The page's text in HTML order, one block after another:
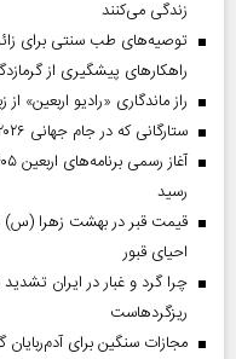
زندگی می‌کنند
توصیه‌های طب سنتی برای
راهکارهای پیشگیری از
راز ماندگاری «رادیو اربعین»
ستارگانی که در جام جهانی ۲۰۲۶ بازی نکردند
رسید
احیای قبور
چرا گرد و غبار در ایران
ریزگردهاست
مجازات سنگین برای